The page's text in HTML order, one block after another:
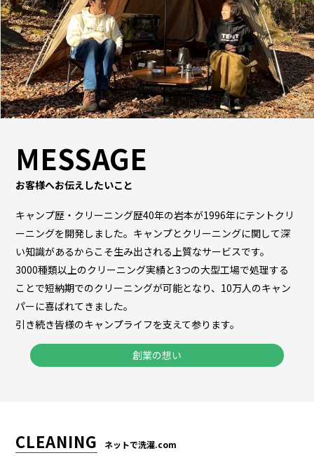
MESSAGE
お客様へお伝えしたいこと
キャンプ歴・クリーニング歴40年の岩本が1996年にテントクリ
ーニングを開発しました。キャンプとクリーニングに関して深
い知識があるからこそ生み出される上質なサービスです。
3000種類以上のクリーニング実績と3つの大型工場で処理する
ことで短納期でのクリーニングが可能となり、10万人のキャン
パーに喜ばれてきました。
引き続き皆様のキャンプライフを支えて参ります。
創業の想い
CLEANING ネットで洗濯.com